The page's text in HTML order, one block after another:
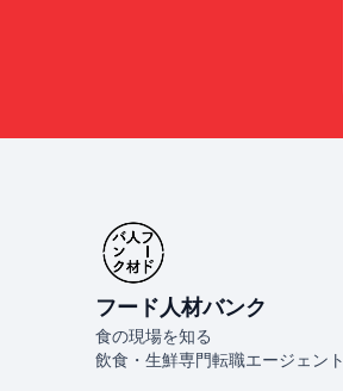
フード人材バンク
食の現場を知る
飲食・生鮮専門転職エージェント